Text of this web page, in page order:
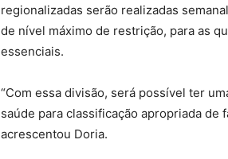
regionalizadas serão realizadas
de nível máximo de restrição, para as
essenciais.
“Com essa divisão, será possível ter
saúde para classificação apropriada de
acrescentou Doria.